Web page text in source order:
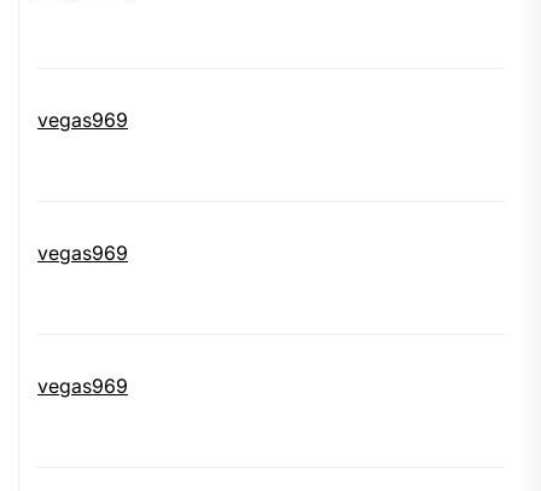
vegas969
vegas969
vegas969